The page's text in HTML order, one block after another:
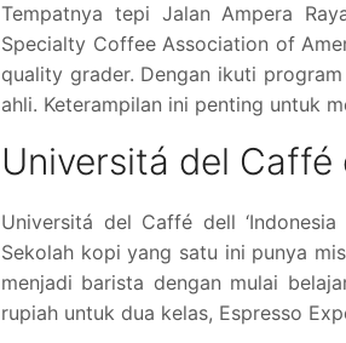
Tempatnya tepi Jalan Ampera
Specialty Coffee Association of
quality grader. Dengan ikuti
ahli. Keterampilan ini penting untuk
Universitá del Caffé
Universitá del Caffé dell
Sekolah kopi yang satu ini punya
menjadi barista dengan mulai
rupiah untuk dua kelas, Espresso